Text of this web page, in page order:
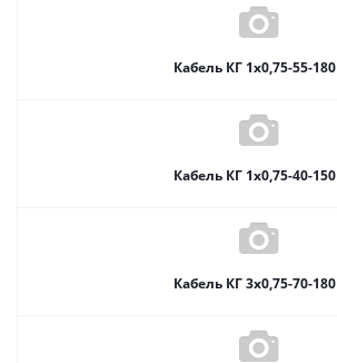
Кабель КГ 1х0,75-55-180
Кабель КГ 1х0,75-40-150
Кабель КГ 3х0,75-70-180